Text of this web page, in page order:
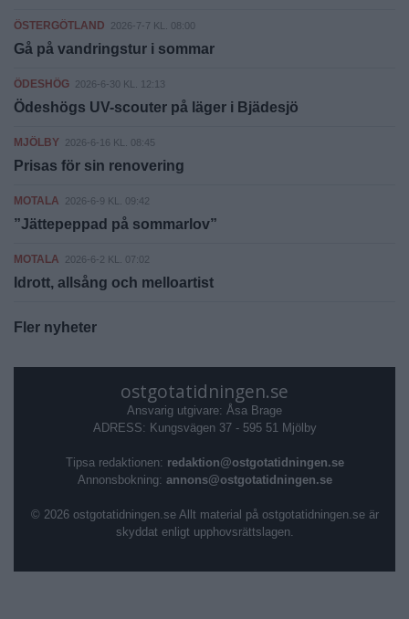
ÖSTERGÖTLAND 2026-7-7 KL. 08:00
Gå på vandringstur i sommar
ÖDESHÖG 2026-6-30 KL. 12:13
Ödeshögs UV-scouter på läger i Bjädesjö
MJÖLBY 2026-6-16 KL. 08:45
Prisas för sin renovering
MOTALA 2026-6-9 KL. 09:42
”Jättepeppad på sommarlov”
MOTALA 2026-6-2 KL. 07:02
Idrott, allsång och melloartist
Fler nyheter
ostgotatidningen.se
Ansvarig utgivare: Åsa Brage
ADRESS: Kungsvägen 37 - 595 51 Mjölby
Tipsa redaktionen: redaktion@ostgotatidningen.se
Annonsbokning: annons@ostgotatidningen.se
© 2026 ostgotatidningen.se Allt material på ostgotatidningen.se är
skyddat enligt upphovsrättslagen.